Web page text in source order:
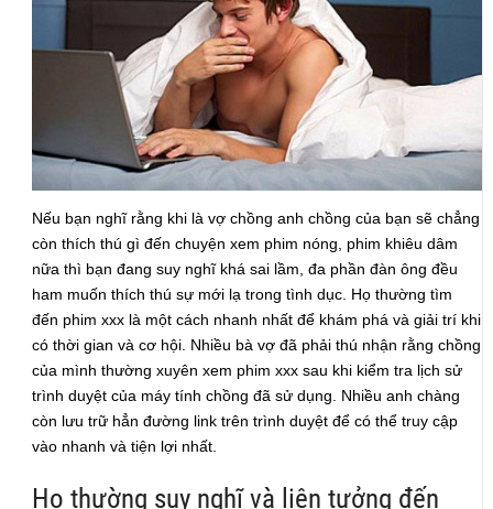
Nếu bạn nghĩ rằng khi là vợ chồng anh chồng của bạn sẽ chẳng
còn thích thú gì đến chuyện xem phim nóng, phim khiêu dâm
nữa thì bạn đang suy nghĩ khá sai lầm, đa phần đàn ông đều
ham muốn thích thú sự mới lạ trong tình dục. Họ thường tìm
đến phim xxx là một cách nhanh nhất để khám phá và giải trí khi
có thời gian và cơ hội. Nhiều bà vợ đã phải thú nhận rằng chồng
của mình thường xuyên xem phim xxx sau khi kiểm tra lịch sử
trình duyệt của máy tính chồng đã sử dụng. Nhiều anh chàng
còn lưu trữ hẳn đường link trên trình duyệt để có thể truy cập
vào nhanh và tiện lợi nhất.
Họ thường suy nghĩ và liên tưởng đến